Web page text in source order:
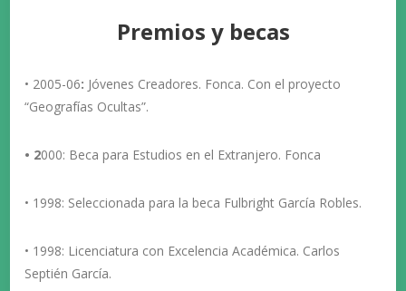
Premios y becas
• 2005-06: Jóvenes Creadores. Fonca. Con el proyecto
“Geografías Ocultas”.
• 2000: Beca para Estudios en el Extranjero. Fonca
• 1998: Seleccionada para la beca Fulbright García Robles.
• 1998: Licenciatura con Excelencia Académica. Carlos
Septién García.